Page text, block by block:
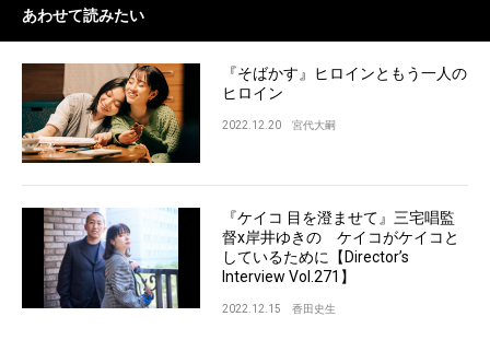
あわせて読みたい
『そばかす』ヒロインともう一人の
ヒロイン
2022.12.20 宮代大嗣
『ケイコ 目を澄ませて』三宅唱監
督x岸井ゆきの ケイコがケイコと
しているために【Director’s
Interview Vol.271】
2022.12.15 香田史生